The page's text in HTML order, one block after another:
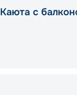
Каюта с